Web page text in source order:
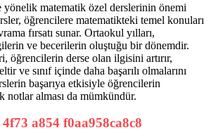
matematik özel derslerinin önemi
öğrencilere matematikteki temel konuları
fırsatı sunar. Ortaokul yılları,
ve becerilerin oluştuğu bir dönemdir.
öğrencilerin derse olan ilgisini artırır,
ve sınıf içinde daha başarılı olmalarını
başarıya etkisiyle öğrencilerin
notlar alması da mümkündür.